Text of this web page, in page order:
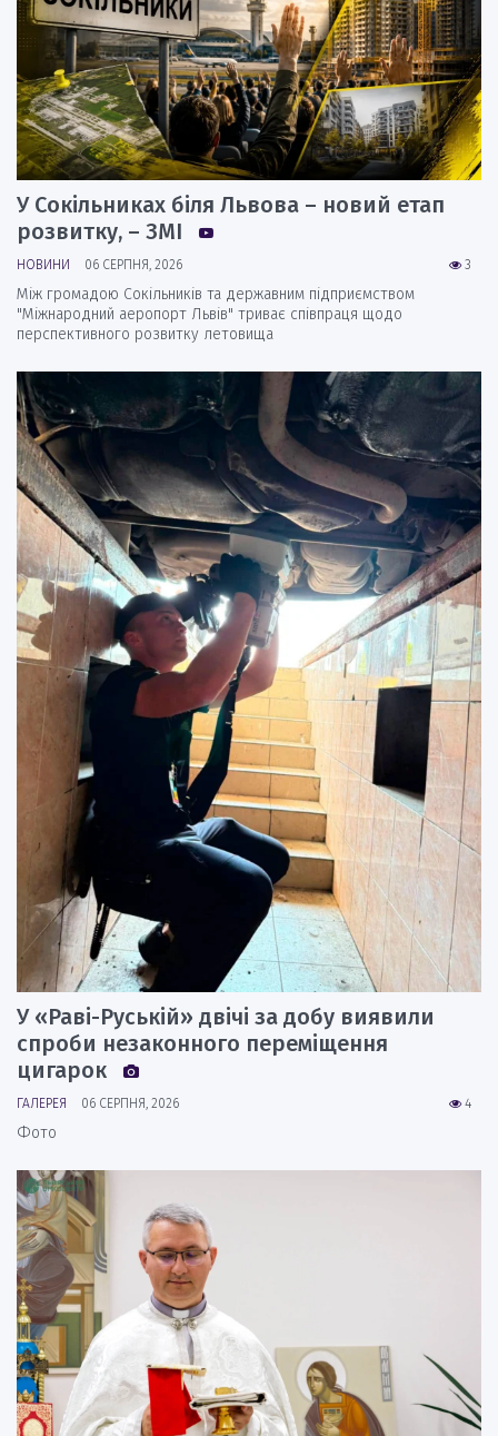
У Сокільниках біля Львова – новий етап
розвитку, – ЗМІ
3
НОВИНИ 06 СЕРПНЯ, 2026
Між громадою Сокільників та державним підприємством
"Міжнародний аеропорт Львів" триває співпраця щодо
перспективного розвитку летовища
У «Раві-Руській» двічі за добу виявили
спроби незаконного переміщення
цигарок
4
ГАЛЕРЕЯ 06 СЕРПНЯ, 2026
Фото